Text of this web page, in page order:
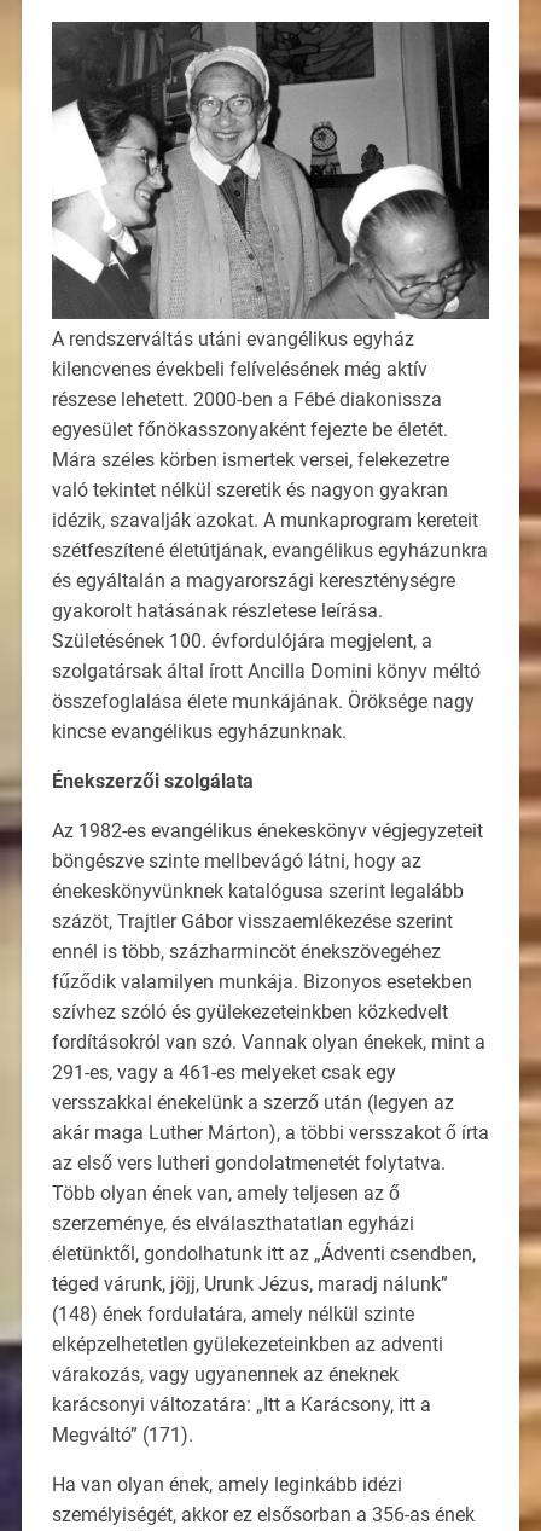
A rendszerváltás utáni evangélikus egyház
kilencvenes évekbeli felívelésének még aktív
részese lehetett. 2000-ben a Fébé diakonissza
egyesület főnökasszonyaként fejezte be életét.
Mára széles körben ismertek versei, felekezetre
való tekintet nélkül szeretik és nagyon gyakran
idézik, szavalják azokat. A munkaprogram kereteit
szétfeszítené életútjának, evangélikus egyházunkra
és egyáltalán a magyarországi kereszténységre
gyakorolt hatásának részletese leírása.
Születésének 100. évfordulójára megjelent, a
szolgatársak által írott Ancilla Domini könyv méltó
összefoglalása élete munkájának. Öröksége nagy
kincse evangélikus egyházunknak.
Énekszerzői szolgálata
Az 1982-es evangélikus énekeskönyv végjegyzeteit
böngészve szinte mellbevágó látni, hogy az
énekeskönyvünknek katalógusa szerint legalább
százöt, Trajtler Gábor visszaemlékezése szerint
ennél is több, százharmincöt énekszövegéhez
fűződik valamilyen munkája. Bizonyos esetekben
szívhez szóló és gyülekezeteinkben közkedvelt
fordításokról van szó. Vannak olyan énekek, mint a
291-es, vagy a 461-es melyeket csak egy
versszakkal énekelünk a szerző után (legyen az
akár maga Luther Márton), a többi versszakot ő írta
az első vers lutheri gondolatmenetét folytatva.
Több olyan ének van, amely teljesen az ő
szerzeménye, és elválaszthatatlan egyházi
életünktől, gondolhatunk itt az „Ádventi csendben,
téged várunk, jöjj, Urunk Jézus, maradj nálunk”
(148) ének fordulatára, amely nélkül szinte
elképzelhetetlen gyülekezeteinkben az adventi
várakozás, vagy ugyanennek az éneknek
karácsonyi változatára: „Itt a Karácsony, itt a
Megváltó” (171).
Ha van olyan ének, amely leginkább idézi
személyiségét, akkor ez elsősorban a 356-as ének